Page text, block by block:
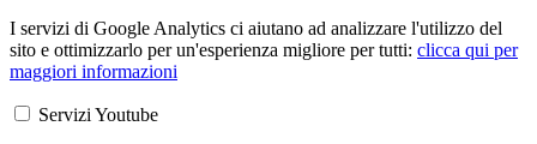
I servizi di Google Analytics ci aiutano ad analizzare l'utilizzo del
sito e ottimizzarlo per un'esperienza migliore per tutti: clicca qui per
maggiori informazioni
Servizi Youtube